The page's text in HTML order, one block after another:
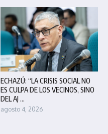
ECHAZÚ: “LA CRISIS SOCIAL NO
ES CULPA DE LOS VECINOS, SINO
DEL AJ ...
agosto 4, 2026